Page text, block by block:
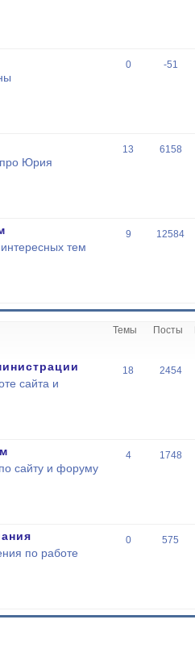
0 -51
про Юрия
13 6158
тем
9 12584
Темы Посты
сайта и
18 2454
сайту и форуму
4 1748
по работе
0 575